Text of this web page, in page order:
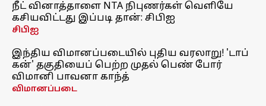
நீட் வினாத்தாளை NTA நிபுணர்கள் வெளியே
கசியவிட்டது இப்படி தான்: சிபிஐ
சிபிஐ
இந்திய விமானப்படையில் புதிய வரலாறு! 'டாப்
கன்' தகுதியைப் பெற்ற முதல் பெண் போர்
விமானி பாவனா காந்த்
விமானப்படை